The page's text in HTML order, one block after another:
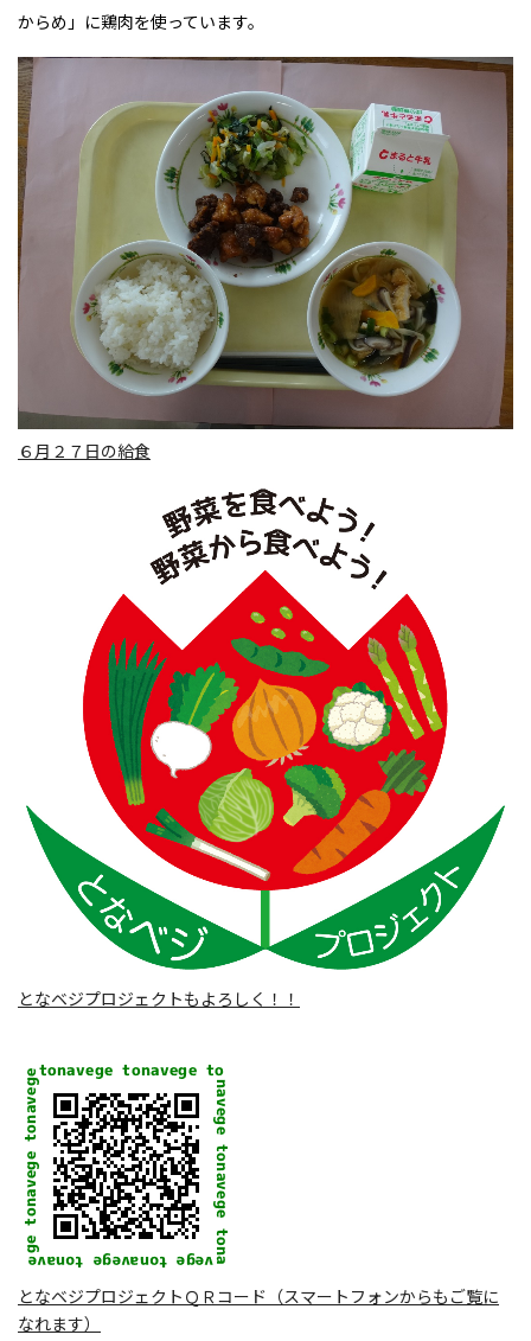
からめ」に鶏肉を使っています。
６月２７日の給食
となベジプロジェクトもよろしく！！
となベジプロジェクトＱＲコード（スマートフォンからもご覧に
なれます）